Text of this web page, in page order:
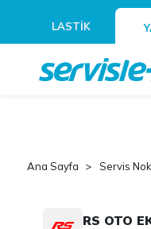
LASTİK
Ana Sayfa Servis
RS OTO